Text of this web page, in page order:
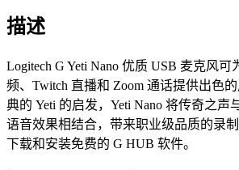
描述
Logitech G Yeti Nano 优质 USB 麦克风可
频、Twitch 直播和 Zoom 通话提供出色
典的 Yeti 的启发，Yeti Nano 将传奇之声
语音效果相结合，带来职业级品质的录
下载和安装免费的 G HUB 软件。